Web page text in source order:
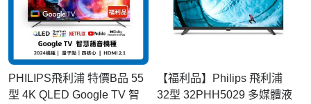
PHILIPS飛利浦 特價B品 55
型 4K QLED Google TV 智
【福利品】Philips 飛利浦
32型 32PHH5029 多媒體液